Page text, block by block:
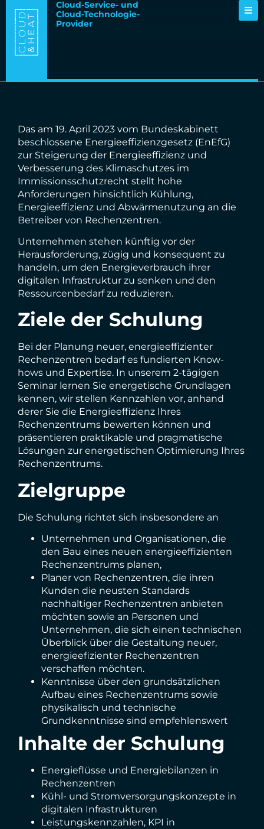
Cloud-Service- und
Cloud-Technologie-
Provider
Das am 19. April 2023 vom Bundeskabinett
beschlossene Energieeffizienzgesetz (EnEfG)
zur Steigerung der Energieeffizienz und
Verbesserung des Klimaschutzes im
Immissionsschutzrecht stellt hohe
Anforderungen hinsichtlich Kühlung,
Energieeffizienz und Abwärmenutzung an die
Betreiber von Rechenzentren.
Unternehmen stehen künftig vor der
Herausforderung, zügig und konsequent zu
handeln, um den Energieverbrauch ihrer
digitalen Infrastruktur zu senken und den
Ressourcenbedarf zu reduzieren.
Ziele der Schulung
Bei der Planung neuer, energieeffizienter
Rechenzentren bedarf es fundierten Know-
hows und Expertise. In unserem 2-tägigen
Seminar lernen Sie energetische Grundlagen
kennen, wir stellen Kennzahlen vor, anhand
derer Sie die Energieeffizienz Ihres
Rechenzentrums bewerten können und
präsentieren praktikable und pragmatische
Lösungen zur energetischen Optimierung Ihres
Rechenzentrums.
Zielgruppe
Die Schulung richtet sich insbesondere an
Unternehmen und Organisationen, die
den Bau eines neuen energieeffizienten
Rechenzentrums planen,
Planer von Rechenzentren, die ihren
Kunden die neusten Standards
nachhaltiger Rechenzentren anbieten
möchten sowie an Personen und
Unternehmen, die sich einen technischen
Überblick über die Gestaltung neuer,
energieefizienter Rechenzentren
verschaffen möchten.
Kenntnisse über den grundsätzlichen
Aufbau eines Rechenzentrums sowie
physikalisch und technische
Grundkenntnisse sind empfehlenswert
Inhalte der Schulung
Energieflüsse und Energiebilanzen in
Rechenzentren
Kühl- und Stromversorgungskonzepte in
digitalen Infrastrukturen
Leistungskennzahlen, KPI in